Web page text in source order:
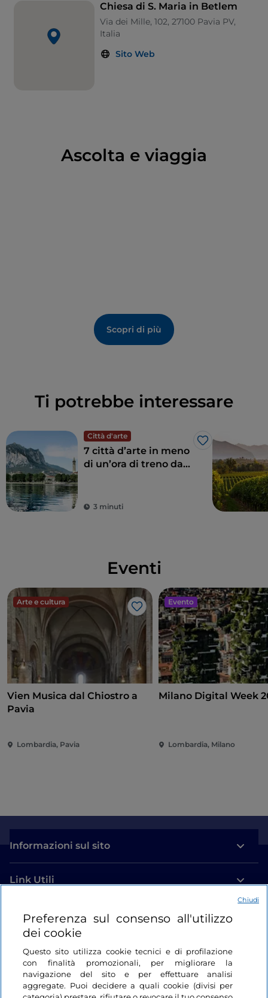
Chiesa di S. Maria in Betlem
Via dei Mille, 102, 27100 Pavia PV,
Italia
Sito Web
Ascolta e viaggia
Scopri di più
Ti potrebbe interessare
Città d'arte
Like
7 città d’arte in meno
di un’ora di treno da
3 minuti
Eventi
Arte e cultura
Like
Vien Musica dal Chiostro a
Pavia
Lombardia, Pavia
Evento
Milano Digital Week
Lombardia, Milano
Informazioni sul sito
Link Utili
Login
Restiamo in contatto
Preferenza sul consenso all'utilizzo
dei cookie
Questo sito utilizza cookie tecnici e di profilazione
con finalità promozionali, per migliorare la
navigazione del sito e per effettuare analisi
aggregate. Puoi decidere a quali cookie (divisi per
Chiudi